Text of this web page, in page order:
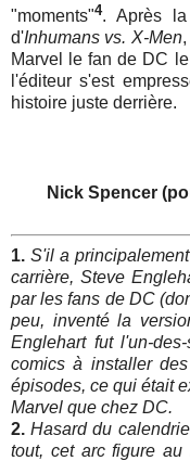
"moments"4. Après
d'Inhumans vs. X-Men,
Marvel le fan de DC
l'éditeur s'est
histoire juste derrière.
Nick Spencer
1. S'il a
carrière, Steve
par les fans de DC
peu, inventé la
Englehart fut l'un-
comics à installer
épisodes, ce qui était
Marvel que chez DC.
2. Hasard du
tout, cet arc figure